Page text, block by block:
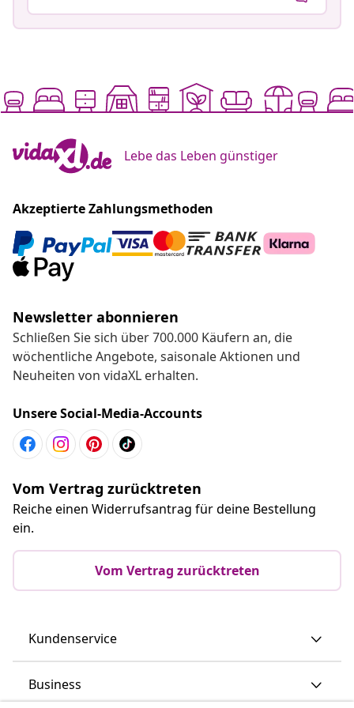
Lebe das Leben günstiger
Akzeptierte Zahlungsmethoden
Newsletter abonnieren
Schließen Sie sich über 700.000 Käufern an, die
wöchentliche Angebote, saisonale Aktionen und
Neuheiten von vidaXL erhalten.
Unsere Social-Media-Accounts
Vom Vertrag zurücktreten
Reiche einen Widerrufsantrag für deine Bestellung
ein.
Vom Vertrag zurücktreten
Kundenservice
Business